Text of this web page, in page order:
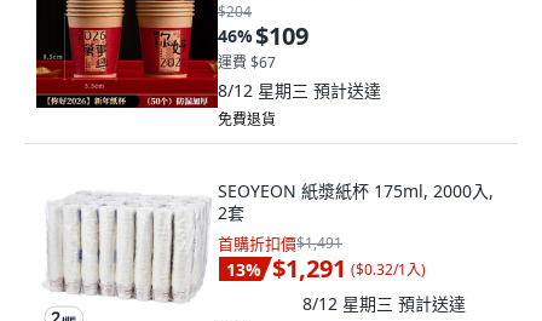
$204
46%$109
運費 $67
8/12 星期三 預計送達
免費退貨
SEOYEON 紙漿紙杯 175ml, 2000入,
2套
首購折扣價$1,491
13% $1,291 ($0.32/1入)
8/12 星期三 預計送達